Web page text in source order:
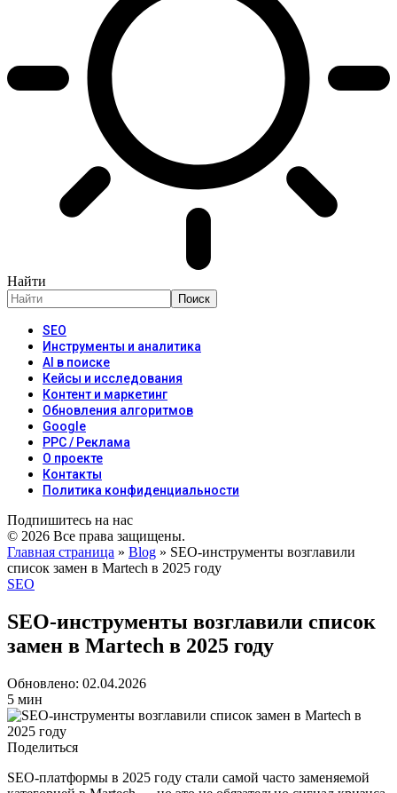
Найти
SEO
Инструменты и аналитика
AI в поиске
Кейсы и исследования
Контент и маркетинг
Обновления алгоритмов
Google
PPC / Реклама
О проекте
Контакты
Политика конфиденциальности
Подпишитесь на нас
© 2026 Все права защищены.
Главная страница » Blog » SEO‑инструменты возглавили
список замен в Martech в 2025 году
SEO
SEO‑инструменты возглавили список
замен в Martech в 2025 году
Обновлено: 02.04.2026
5 мин
Поделиться
SEO‑платформы в 2025 году стали самой часто заменяемой